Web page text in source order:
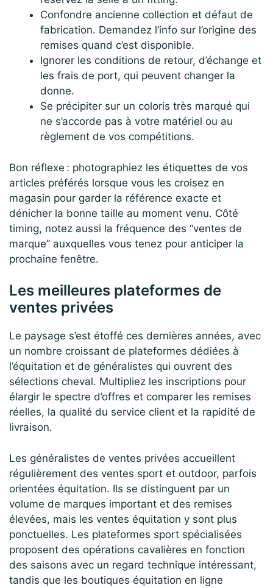
Confondre ancienne collection et défaut de
fabrication. Demandez l’info sur l’origine des
remises quand c’est disponible.
Ignorer les conditions de retour, d’échange et
les frais de port, qui peuvent changer la
donne.
Se précipiter sur un coloris très marqué qui
ne s’accorde pas à votre matériel ou au
règlement de vos compétitions.
Bon réflexe : photographiez les étiquettes de vos
articles préférés lorsque vous les croisez en
magasin pour garder la référence exacte et
dénicher la bonne taille au moment venu. Côté
timing, notez aussi la fréquence des “ventes de
marque” auxquelles vous tenez pour anticiper la
prochaine fenêtre.
Les meilleures plateformes de
ventes privées
Le paysage s’est étoffé ces dernières années, avec
un nombre croissant de plateformes dédiées à
l’équitation et de généralistes qui ouvrent des
sélections cheval. Multipliez les inscriptions pour
élargir le spectre d’offres et comparer les remises
réelles, la qualité du service client et la rapidité de
livraison.
Les généralistes de ventes privées accueillent
régulièrement des ventes sport et outdoor, parfois
orientées équitation. Ils se distinguent par un
volume de marques important et des remises
élevées, mais les ventes équitation y sont plus
ponctuelles. Les plateformes sport spécialisées
proposent des opérations cavalières en fonction
des saisons avec un regard technique intéressant,
tandis que les boutiques équitation en ligne